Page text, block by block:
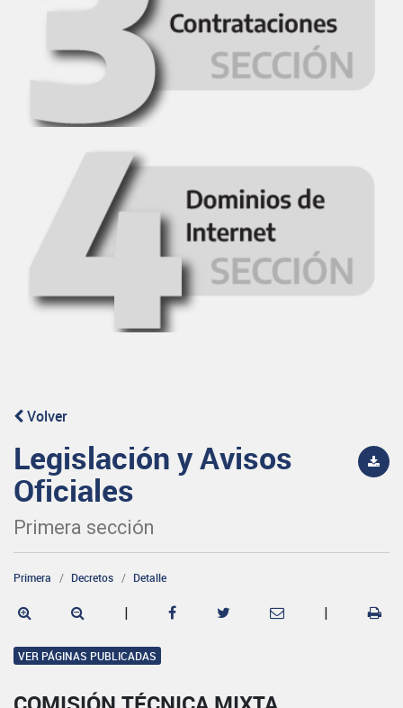
Volver
Legislación y Avisos
Oficiales
Primera sección
Primera Decretos Detalle
| |
VER PÁGINAS PUBLICADAS